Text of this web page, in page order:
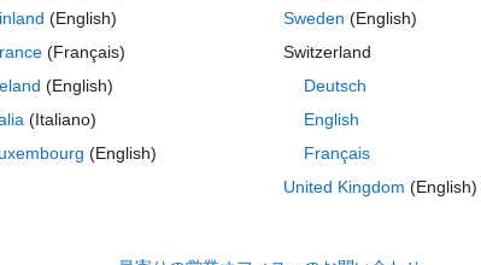
on is doing the following 2D / 3D image profile. I could do
in the image I mean by scattering is scattering the intensiy
one column or one row.
to select the column intensities then scattering, which is
find peaks function from the plot of image profile of the
(English)
(Français)
(English)
(Italiano)
(English)
Sweden (English)
Switzerland
Deutsch
English
Français
United Kingdom (English)